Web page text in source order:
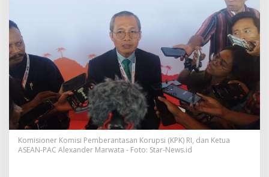
n
r
u
D
i
d
u
g
Komisioner Komisi Pemberantasan Korupsi (KPK) RI, dan Ketua
ASEAN-PAC Alexander Marwata - Foto: Star-News.id